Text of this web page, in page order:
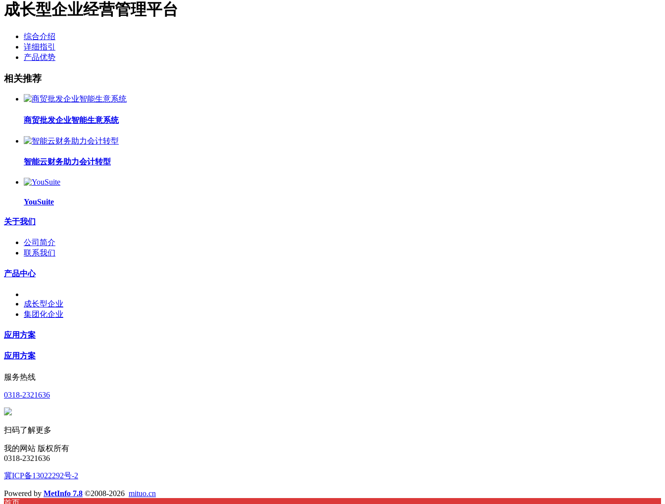
成长型企业经营管理平台
综合介绍
详细指引
产品优势
相关推荐
商贸批发企业智能生意系统
智能云财务助力会计转型
YouSuite
关于我们
公司简介
联系我们
产品中心
成长型企业
集团化企业
应用方案
应用方案
服务热线
0318-2321636
扫码了解更多
我的网站 版权所有
0318-2321636
冀ICP备13022292号-2
Powered by MetInfo 7.8 ©2008-2026 mituo.cn